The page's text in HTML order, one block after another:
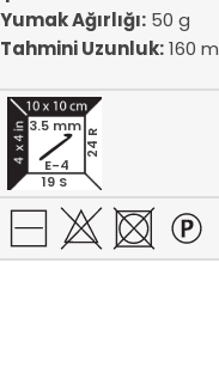
Yumak Ağırlığı: 50 g
Tahmini Uzunluk:160 m
19 S
24 R
3.5 mm
E-4